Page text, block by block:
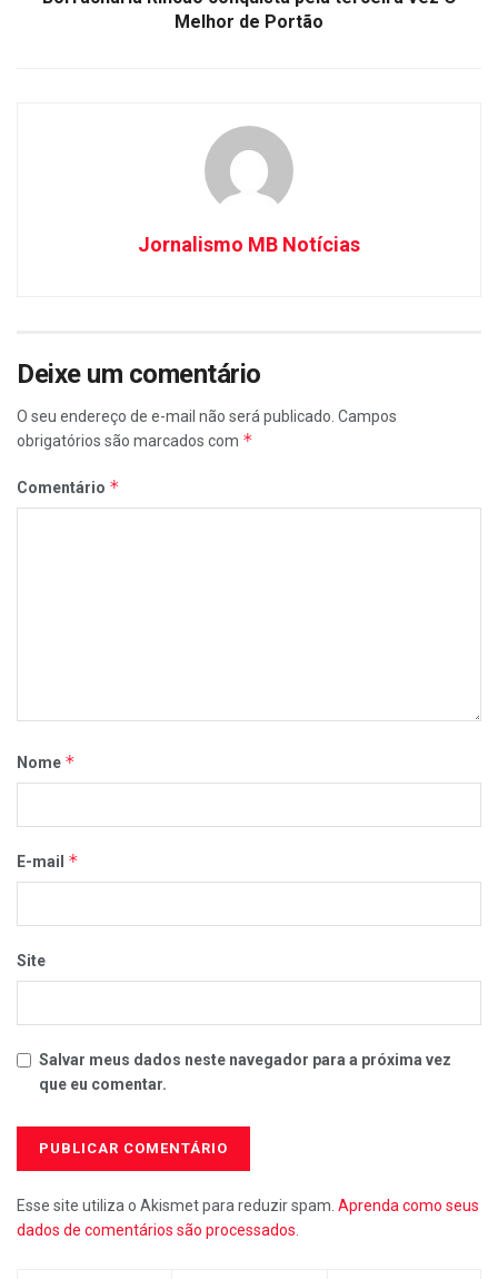
Melhor de Portão
Jornalismo MB Notícias
Deixe um comentário
O seu endereço de e-mail não será publicado. Campos
obrigatórios são marcados com *
Comentário *
Nome *
E-mail *
Site
Salvar meus dados neste navegador para a próxima vez
que eu comentar.
Esse site utiliza o Akismet para reduzir spam. Aprenda como seus
dados de comentários são processados